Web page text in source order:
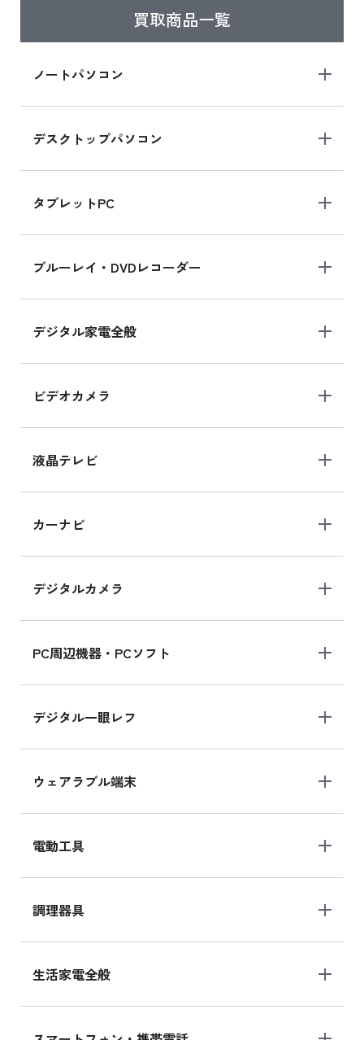
買取商品一覧
ノートパソコン
デスクトップパソコン
タブレットPC
ブルーレイ・DVDレコーダー
デジタル家電全般
ビデオカメラ
液晶テレビ
カーナビ
デジタルカメラ
PC周辺機器・PCソフト
デジタル一眼レフ
ウェアラブル端末
電動工具
調理器具
生活家電全般